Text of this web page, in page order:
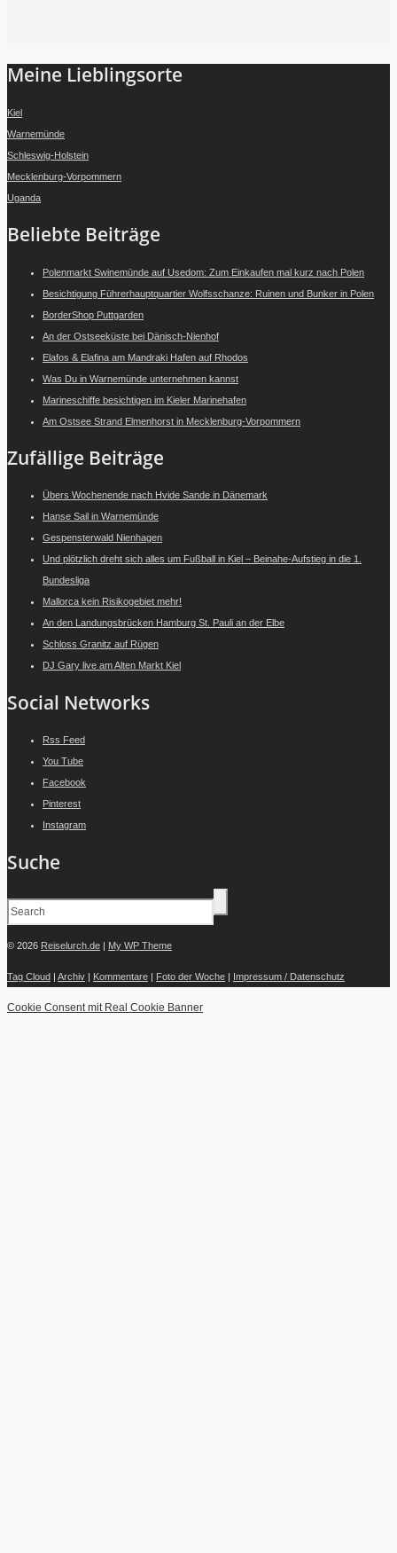
Meine Lieblingsorte
Kiel
Warnemünde
Schleswig-Holstein
Mecklenburg-Vorpommern
Uganda
Beliebte Beiträge
Polenmarkt Swinemünde auf Usedom: Zum Einkaufen mal kurz nach Polen
Besichtigung Führerhauptquartier Wolfsschanze: Ruinen und Bunker in Polen
BorderShop Puttgarden
An der Ostseeküste bei Dänisch-Nienhof
Elafos & Elafina am Mandraki Hafen auf Rhodos
Was Du in Warnemünde unternehmen kannst
Marineschiffe besichtigen im Kieler Marinehafen
Am Ostsee Strand Elmenhorst in Mecklenburg-Vorpommern
Zufällige Beiträge
Übers Wochenende nach Hvide Sande in Dänemark
Hanse Sail in Warnemünde
Gespensterwald Nienhagen
Und plötzlich dreht sich alles um Fußball in Kiel – Beinahe-Aufstieg in die 1.
Bundesliga
Mallorca kein Risikogebiet mehr!
An den Landungsbrücken Hamburg St. Pauli an der Elbe
Schloss Granitz auf Rügen
DJ Gary live am Alten Markt Kiel
Social Networks
Rss Feed
You Tube
Facebook
Pinterest
Instagram
Suche
© 2026 Reiselurch.de | My WP Theme
Tag Cloud | Archiv | Kommentare | Foto der Woche | Impressum / Datenschutz
Cookie Consent mit Real Cookie Banner